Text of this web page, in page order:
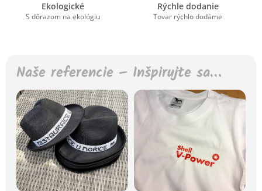
Ekologické
S dôrazom na ekológiu
Rýchle dodanie
Tovar rýchlo dodáme
Naše referencie – Inšpirujte sa…